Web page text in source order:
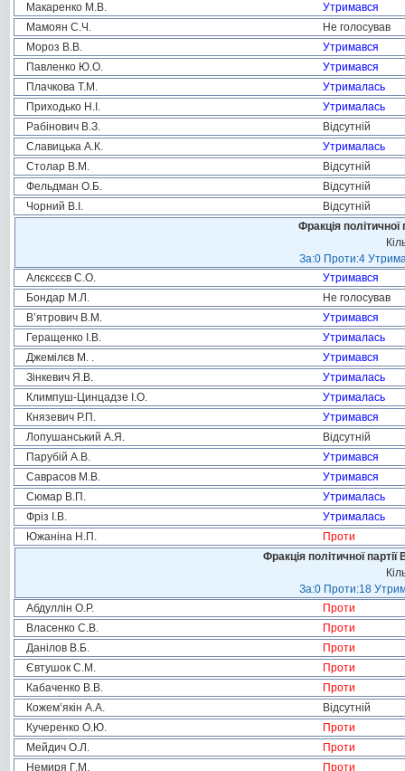
Макаренко М.В.
Утримався
Мамоян С.Ч.
Не голосував
Мороз В.В.
Утримався
Павленко Ю.О.
Утримався
Плачкова Т.М.
Утрималась
Приходько Н.І.
Утрималась
Рабінович В.З.
Відсутній
Славицька А.К.
Утрималась
Столар В.М.
Відсутній
Фельдман О.Б.
Відсутній
Чорний В.І.
Відсутній
Фракція
За:0 Проти:4
Алєксєєв С.О.
Утримався
Бондар М.Л.
Не голосував
В’ятрович В.М.
Утримався
Геращенко І.В.
Утрималась
Джемілєв М. .
Утримався
Зінкевич Я.В.
Утрималась
Климпуш-Цинцадзе І.О.
Утрималась
Князевич Р.П.
Утримався
Лопушанський А.Я.
Відсутній
Парубій А.В.
Утримався
Саврасов М.В.
Утримався
Сюмар В.П.
Утрималась
Фріз І.В.
Утрималась
Южаніна Н.П.
Проти
Фракція політичної
За:0 Проти:18
Абдуллін О.Р.
Проти
Власенко С.В.
Проти
Данілов В.Б.
Проти
Євтушок С.М.
Проти
Кабаченко В.В.
Проти
Кожем’якін А.А.
Відсутній
Кучеренко О.Ю.
Проти
Мейдич О.Л.
Проти
Немиря Г.М.
Проти